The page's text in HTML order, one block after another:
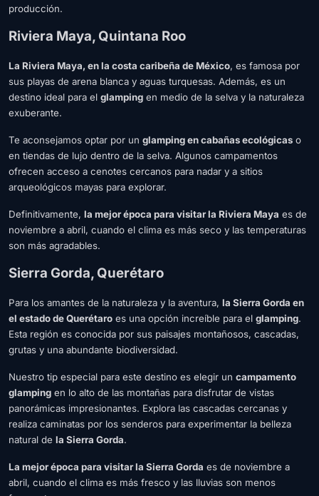
producción.
Riviera Maya, Quintana Roo
La Riviera Maya, en la costa caribeña de México, es famosa por
sus playas de arena blanca y aguas turquesas. Además, es un
destino ideal para el glamping en medio de la selva y la naturaleza
exuberante.
Te aconsejamos optar por un glamping en cabañas ecológicas o
en tiendas de lujo dentro de la selva. Algunos campamentos
ofrecen acceso a cenotes cercanos para nadar y a sitios
arqueológicos mayas para explorar.
Definitivamente, la mejor época para visitar la Riviera Maya es de
noviembre a abril, cuando el clima es más seco y las temperaturas
son más agradables.
Sierra Gorda, Querétaro
Para los amantes de la naturaleza y la aventura, la Sierra Gorda en
el estado de Querétaro es una opción increíble para el glamping.
Esta región es conocida por sus paisajes montañosos, cascadas,
grutas y una abundante biodiversidad.
Nuestro tip especial para este destino es elegir un campamento
glamping en lo alto de las montañas para disfrutar de vistas
panorámicas impresionantes. Explora las cascadas cercanas y
realiza caminatas por los senderos para experimentar la belleza
natural de la Sierra Gorda.
La mejor época para visitar la Sierra Gorda es de noviembre a
abril, cuando el clima es más fresco y las lluvias son menos